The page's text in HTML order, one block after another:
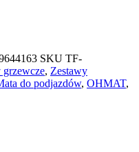
SKU TF-
grzewcze, Zestawy
do podjazdów, OHMAT,